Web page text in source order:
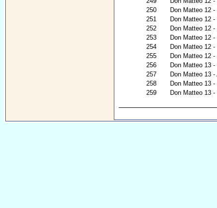
250
Don Matteo 12
251
Don Matteo 12
252
Don Matteo 12 -
253
Don Matteo 12
254
Don Matteo 12
255
Don Matteo 12
256
Don Matteo 13
257
Don Matteo 13
258
Don Matteo 13
259
Don Matteo 13